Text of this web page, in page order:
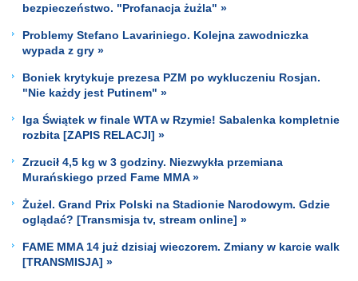
bezpieczeństwo. "Profanacja żużla" »
Problemy Stefano Lavariniego. Kolejna zawodniczka
wypada z gry »
Boniek krytykuje prezesa PZM po wykluczeniu Rosjan.
"Nie każdy jest Putinem" »
Iga Świątek w finale WTA w Rzymie! Sabalenka kompletnie
rozbita [ZAPIS RELACJI] »
Zrzucił 4,5 kg w 3 godziny. Niezwykła przemiana
Murańskiego przed Fame MMA »
Żużel. Grand Prix Polski na Stadionie Narodowym. Gdzie
oglądać? [Transmisja tv, stream online] »
FAME MMA 14 już dzisiaj wieczorem. Zmiany w karcie walk
[TRANSMISJA] »